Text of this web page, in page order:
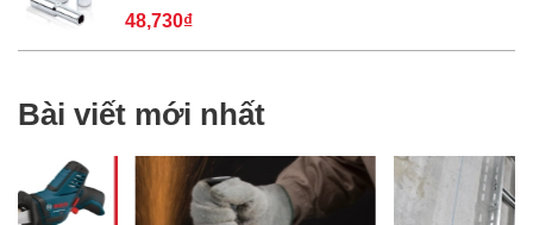
48,730₫
Bài viết mới nhất